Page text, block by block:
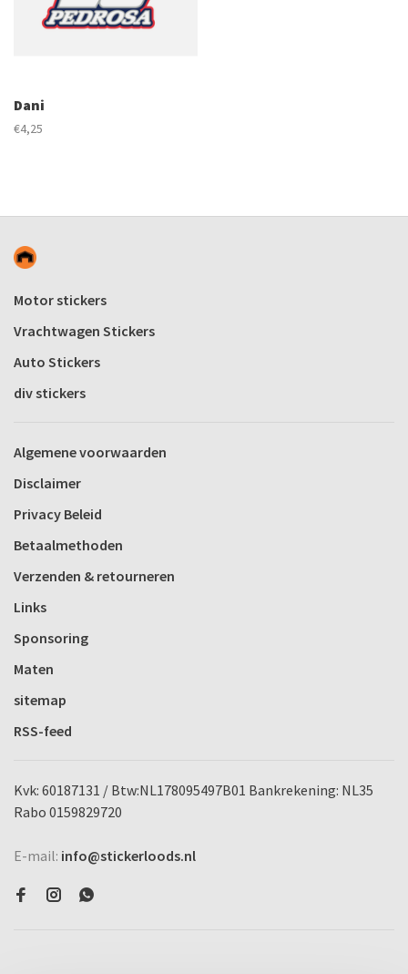
Dani
€4,25
Motor stickers
Vrachtwagen Stickers
Auto Stickers
div stickers
Algemene voorwaarden
Disclaimer
Privacy Beleid
Betaalmethoden
Verzenden & retourneren
Links
Sponsoring
Maten
sitemap
RSS-feed
Kvk: 60187131 / Btw:NL178095497B01 Bankrekening: NL35
Rabo 0159829720
E-mail: info@stickerloods.nl